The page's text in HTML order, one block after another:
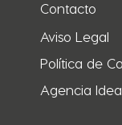
Contacto
Aviso Legal
Política de
Agencia Idea